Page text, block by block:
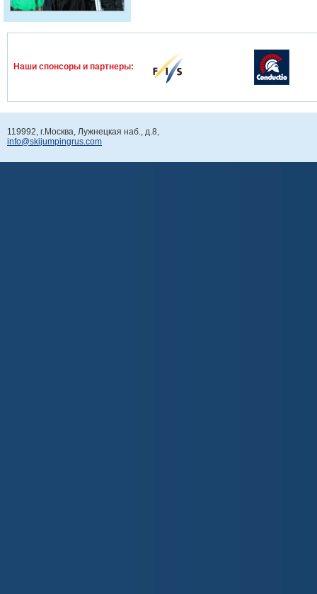
Наши спонcоры и партнеры:
119992, г.Москва, Лужнецкая наб., д.8,
info@skijumpingrus.com